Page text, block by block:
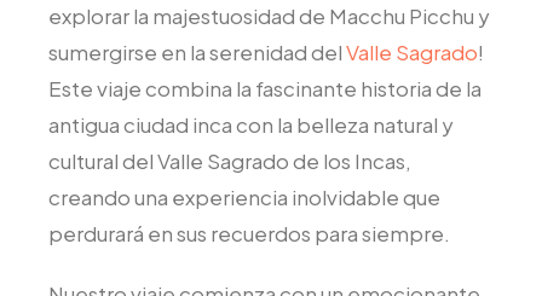
explorar la majestuosidad de Macchu Picchu y
sumergirse en la serenidad delValle Sagrado!
Este viaje combina la fascinante historia de la
antigua ciudad inca con la belleza natural y
cultural del Valle Sagrado de los Incas,
creando una experiencia inolvidable que
perdurará en sus recuerdos para siempre.